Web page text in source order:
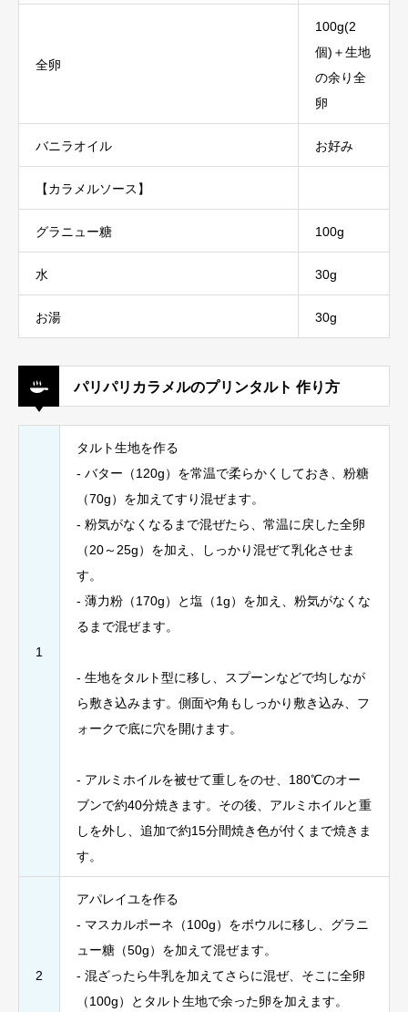
全卵
100g(2
個)＋生地
の余り全
卵
バニラオイル お好み
【カラメルソース】
グラニュー糖 100g
水 30g
お湯 30g
パリパリカラメルのプリンタルト 作り方
1
タルト生地を作る
- バター（120g）を常温で柔らかくしておき、粉糖
（70g）を加えてすり混ぜます。
- 粉気がなくなるまで混ぜたら、常温に戻した全卵
（20～25g）を加え、しっかり混ぜて乳化させま
す。
- 薄力粉（170g）と塩（1g）を加え、粉気がなくな
るまで混ぜます。
- 生地をタルト型に移し、スプーンなどで均しなが
ら敷き込みます。側面や角もしっかり敷き込み、フ
ォークで底に穴を開けます。
- アルミホイルを被せて重しをのせ、180℃のオー
ブンで約40分焼きます。その後、アルミホイルと重
しを外し、追加で約15分間焼き色が付くまで焼きま
す。
2
アパレイユを作る
- マスカルポーネ（100g）をボウルに移し、グラニ
ュー糖（50g）を加えて混ぜます。
- 混ざったら牛乳を加えてさらに混ぜ、そこに全卵
（100g）とタルト生地で余った卵を加えます。